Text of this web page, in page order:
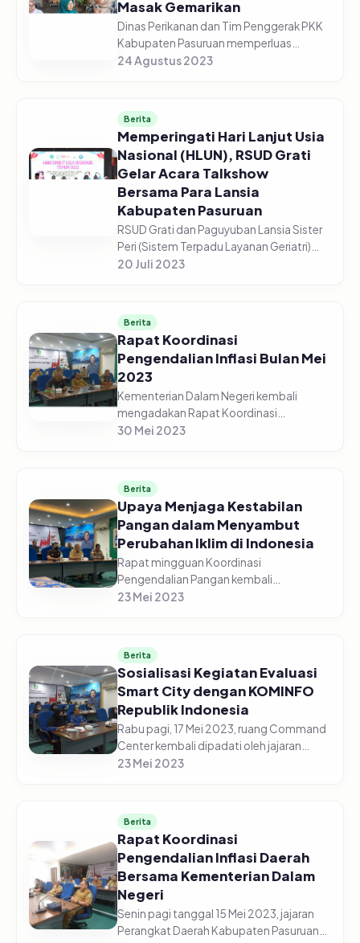
Masak Gemarikan
Dinas Perikanan dan Tim Penggerak PKK
Kabupaten Pasuruan memperluas
kampanye Gemarikan (Gerakan
Pasuruan pad...
24 Agustus 2023
Berita
Memperingati Hari Lanjut Usia
Nasional (HLUN), RSUD Grati
Gelar Acara Talkshow
Bersama Para Lansia
Kabupaten Pasuruan
RSUD Grati dan Paguyuban Lansia Sister
Peri (Sistem Terpadu Layanan Geriatri)
Bersama Tim Penggerak PKK Kabupaten
20 Juli 2023
Berita
Rapat Koordinasi
Pengendalian Inflasi Bulan Mei
2023
Kementerian Dalam Negeri kembali
mengadakan Rapat Koordinasi
Pengendalian Pangan pada Senin pagi,
sekaligus memimp...
30 Mei 2023
Berita
Upaya Menjaga Kestabilan
Pangan dalam Menyambut
Perubahan Iklim di Indonesia
Rapat mingguan Koordinasi
Pengendalian Pangan kembali
diselenggarakan secara daring di gedung
Kabupaten Pasur...
23 Mei 2023
Berita
Sosialisasi Kegiatan Evaluasi
Smart City dengan KOMINFO
Republik Indonesia
Rabu pagi, 17 Mei 2023, ruang Command
Center kembali dipadati oleh jajaran
perangkat Daerah Kabupaten Pasuruan.
23 Mei 2023
Berita
Rapat Koordinasi
Pengendalian Inflasi Daerah
Bersama Kementerian Dalam
Negeri
Senin pagi tanggal 15 Mei 2023, jajaran
Perangkat Daerah Kabupaten Pasuruan